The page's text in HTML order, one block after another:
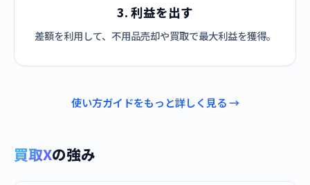
3. 利益を出す
差額を利用して、不用品売却や買取で最大利益を獲得。
使い方ガイドをもっと詳しく見る →
買取Xの強み